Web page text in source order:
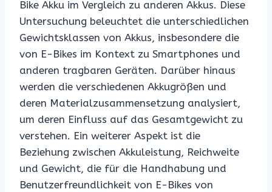
Bike Akku im Vergleich zu anderen Akkus. Diese
Untersuchung beleuchtet die unterschiedlichen
Gewichtsklassen von Akkus, insbesondere die
von E-Bikes im Kontext zu Smartphones und
anderen tragbaren Geräten. Darüber hinaus
werden die verschiedenen Akkugrößen und
deren Materialzusammensetzung analysiert,
um deren Einfluss auf das Gesamtgewicht zu
verstehen. Ein weiterer Aspekt ist die
Beziehung zwischen Akkuleistung, Reichweite
und Gewicht, die für die Handhabung und
Benutzerfreundlichkeit von E-Bikes von